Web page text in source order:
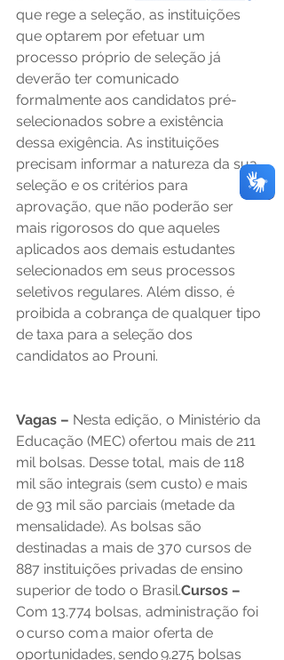
que rege a seleção, as instituições
que optarem por efetuar um
processo próprio de seleção já
deverão ter comunicado
formalmente aos candidatos pré-
selecionados sobre a existência
dessa exigência. As instituições
precisam informar a natureza da sua
seleção e os critérios para
aprovação, que não poderão ser
mais rigorosos do que aqueles
aplicados aos demais estudantes
selecionados em seus processos
seletivos regulares. Além disso, é
proibida a cobrança de qualquer tipo
de taxa para a seleção dos
candidatos ao Prouni.
Vagas – Nesta edição, o Ministério da
Educação (MEC) ofertou mais de 211
mil bolsas. Desse total, mais de 118
mil são integrais (sem custo) e mais
de 93 mil são parciais (metade da
mensalidade). As bolsas são
destinadas a mais de 370 cursos de
887 instituições privadas de ensino
superior de todo o Brasil.Cursos –
Com 13.774 bolsas, administração foi
o curso com a maior oferta de
oportunidades, sendo 9.275 bolsas